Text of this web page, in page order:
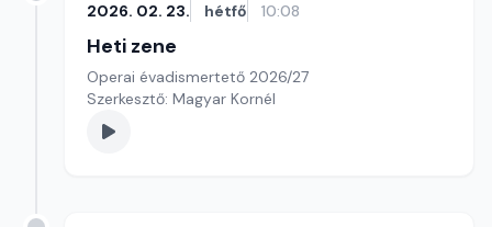
2026. 02. 23. hétfő 10:08
Heti zene
Operai évadismertető 2026/27
Szerkesztő: Magyar Kornél